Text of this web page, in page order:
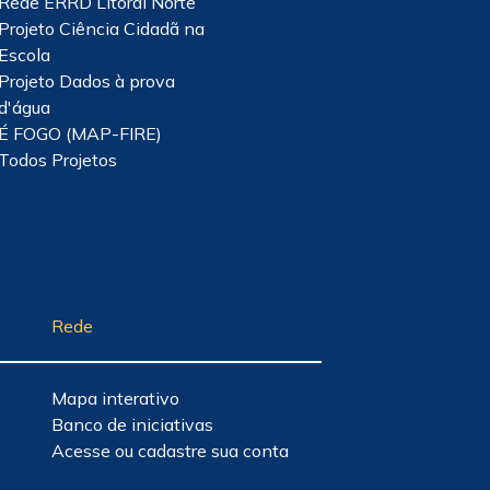
Projeto Ciência Cidadã na
Escola
Projeto Dados à prova
É FOGO (MAP-FIRE)
Todos Projetos
Rede
Mapa interativo
Banco de iniciativas
Acesse ou cadastre sua conta